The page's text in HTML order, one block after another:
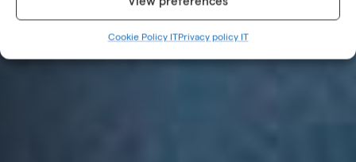
Cookie Policy ITPrivacy policy IT